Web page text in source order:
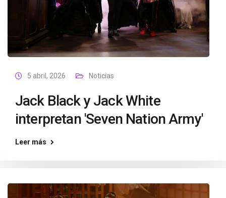
5 abril, 2026 Noticias
Jack Black y Jack White
interpretan 'Seven Nation Army'
Leer más